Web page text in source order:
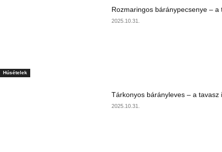
Húsételek
Rozmaringos báránypecsenye – a
2025.10.31.
Tárkonyos bárányleves – a tavasz
2025.10.31.